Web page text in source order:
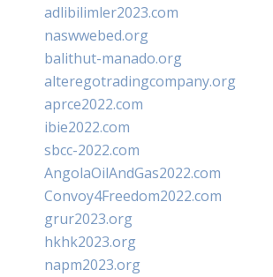
adlibilimler2023.com
naswwebed.org
balithut-manado.org
alteregotradingcompany.org
aprce2022.com
ibie2022.com
sbcc-2022.com
AngolaOilAndGas2022.com
Convoy4Freedom2022.com
grur2023.org
hkhk2023.org
napm2023.org